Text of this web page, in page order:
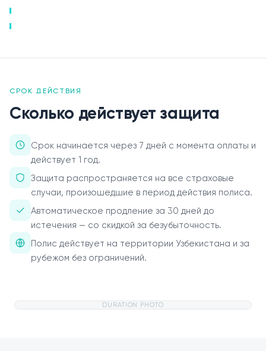
FAQ
Обратная связь
СРОК ДЕЙСТВИЯ
Сколько действует защита
Срок начинается через 7 дней с момента оплаты и
действует 1 год.
Защита распространяется на все страховые
случаи, произошедшие в период действия полиса.
Автоматическое продление за 30 дней до
истечения — со скидкой за безубыточность.
Полис действует на территории Узбекистана и за
рубежом без ограничений.
DURATION PHOTO